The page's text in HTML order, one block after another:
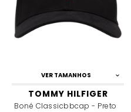
VER TAMANHOS
TOMMY HILFIGER
Boné Classicbbcap - Preto